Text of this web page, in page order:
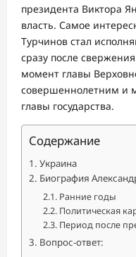
президента Виктора
власть. Самое
Турчинов стал
сразу после
момент главы
совершеннолетним и
главы государства.
Содержание
Украина
Биография
Ранние годы
Политическая
Период после
Вопрос-ответ: